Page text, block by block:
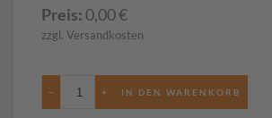
Preis: 0,00€
zzgl. Versandkosten
− +